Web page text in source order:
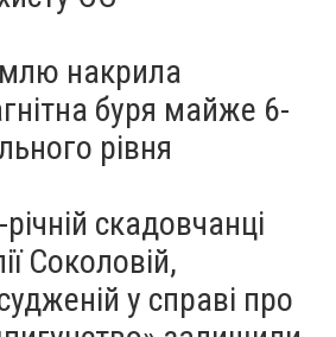
накрила
буря майже 6-
рівня
скадовчанці
Соколовій,
у справі про